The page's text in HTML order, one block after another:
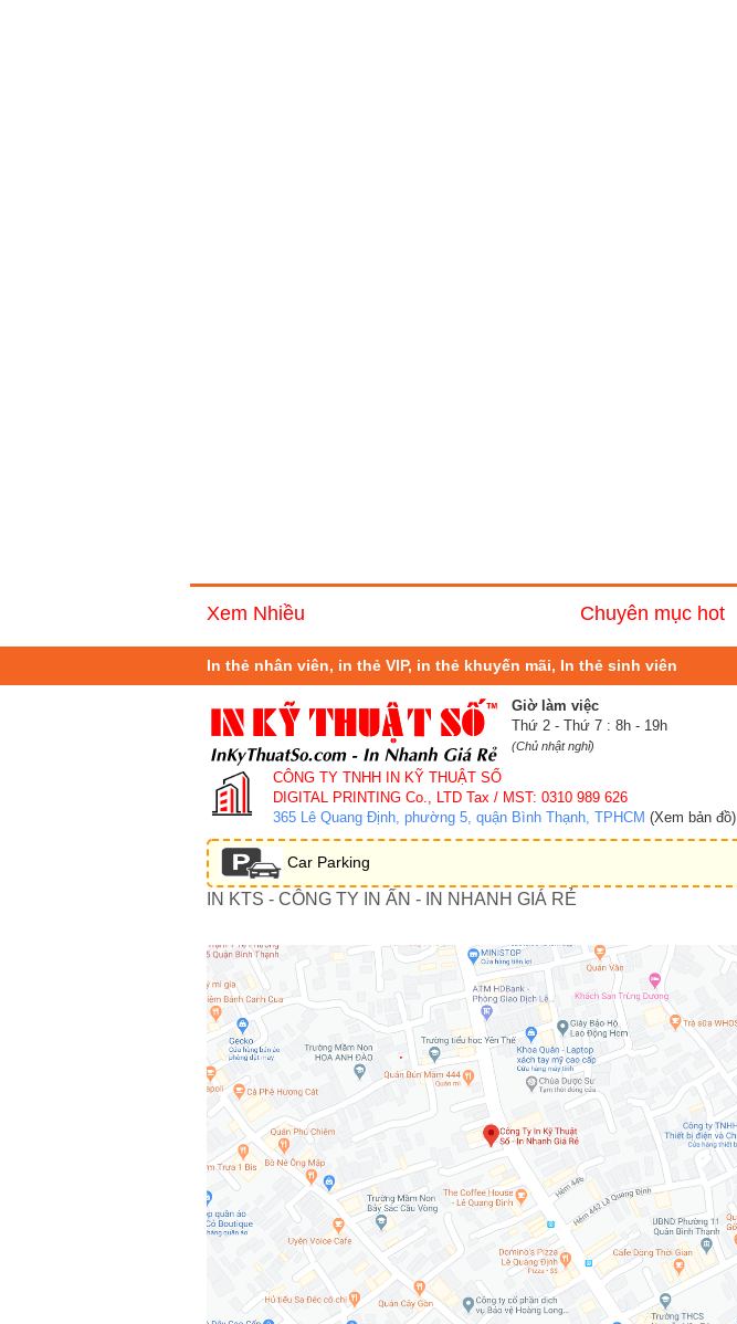
Xem Nhiều Chuyên mục hot
In thẻ nhân viên, in thẻ VIP, in thẻ khuyến mãi, In thẻ sinh viên
Giờ làm việc
Thứ 2 - Thứ 7 : 8h - 19h
(Chủ nhật nghỉ)
CÔNG TY TNHH IN KỸ THUẬT SỐ
DIGITAL PRINTING Co., LTD Tax / MST: 0310 989 626
365 Lê Quang Định, phường 5, quận Bình Thạnh, TPHCM (Xem bản đồ)
Car Parking
IN KTS - CÔNG TY IN ẤN - IN NHANH GIÁ RẺ